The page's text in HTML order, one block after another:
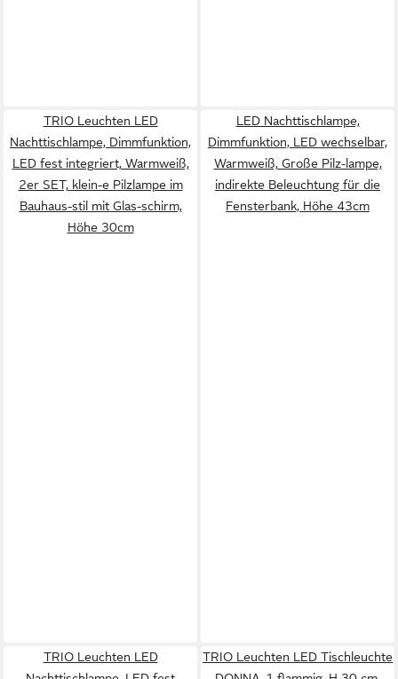
TRIO Leuchten LED
Nachttischlampe, Dimmfunktion,
LED fest integriert, Warmweiß,
2er SET, klein-e Pilzlampe im
Bauhaus-stil mit Glas-schirm,
Höhe 30cm
LED Nachttischlampe,
Dimmfunktion, LED wechselbar,
Warmweiß, Große Pilz-lampe,
indirekte Beleuchtung für die
Fensterbank, Höhe 43cm
TRIO Leuchten LED
TRIO Leuchten LED Tischleuchte